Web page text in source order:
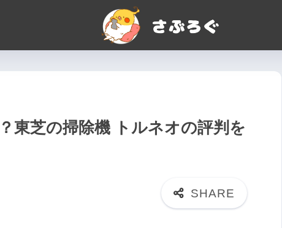
東芝の掃除機 トルネオの評判を